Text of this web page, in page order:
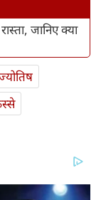
जानिए क्या